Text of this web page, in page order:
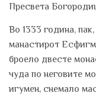
Пресвета
Во 1333 година,
манастирот
броело двесте
чуда по неговите
игумен, снемало